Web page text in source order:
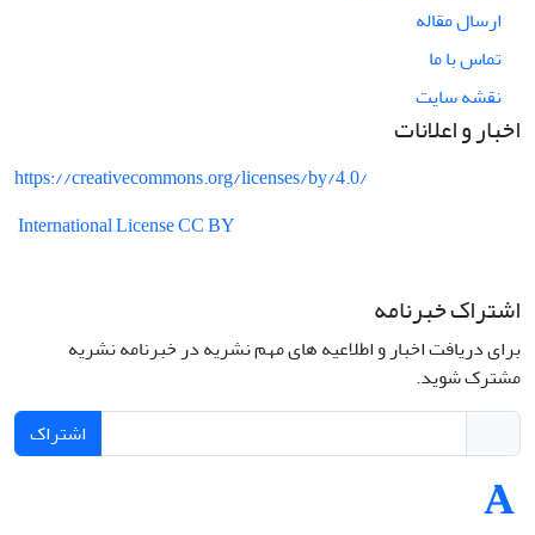
ارسال مقاله
تماس با ما
نقشه سایت
اخبار و اعلانات
https://creativecommons.org/licenses/by/4.0/
International License CC BY
اشتراک خبرنامه
برای دریافت اخبار و اطلاعیه های مهم نشریه در خبرنامه نشریه
مشترک شوید.
اشتراک